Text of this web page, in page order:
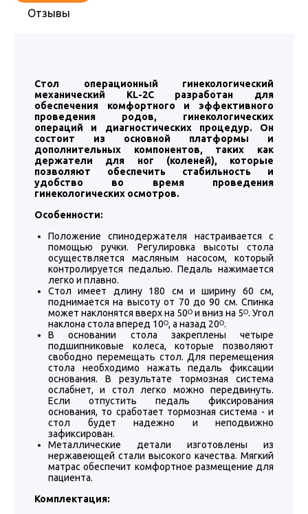
Отзывы
Стол операционный гинекологический
механический KL-2С разработан для
обеспечения комфортного и эффективного
проведения родов, гинекологических
операций и диагностических процедур. Он
состоит из основной платформы и
дополнительных компонентов, таких как
держатели для ног (коленей), которые
позволяют обеспечить стабильность и
удобство во время проведения
гинекологических осмотров.
Особенности:
Положение спинодержателя настраивается с
помощью ручки. Регулировка высоты стола
осуществляется масляным насосом, который
контролируется педалью. Педаль нажимается
легко и плавно.
Стол имеет длину 180 см и ширину 60 см,
поднимается на высоту от 70 до 90 см. Спинка
может наклонятся вверх на 50ᴼ и вниз на 5ᴼ. Угол
наклона стола вперед 10ᴼ, а назад 20ᴼ.
В основании стола закреплены четыре
подшипниковые колеса, которые позволяют
свободно перемещать стол. Для перемещения
стола необходимо нажать педаль фиксации
основания. В результате тормозная система
ослабнет, и стол легко можно передвинуть.
Если отпустить педаль фиксирования
основания, то сработает тормозная система - и
стол будет надежно и неподвижно
зафиксирован.
Металлические детали изготовлены из
нержавеющей стали высокого качества. Мягкий
матрас обеспечит комфортное размещение для
пациента.
Комплектация: